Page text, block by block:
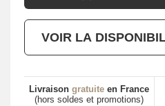
VOIR LA
Livraison gratuite en France
(hors soldes et promotions)